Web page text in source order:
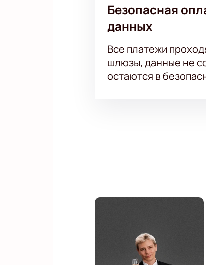
Безопасная
данных
Все платежи
шлюзы, данные не
остаются в